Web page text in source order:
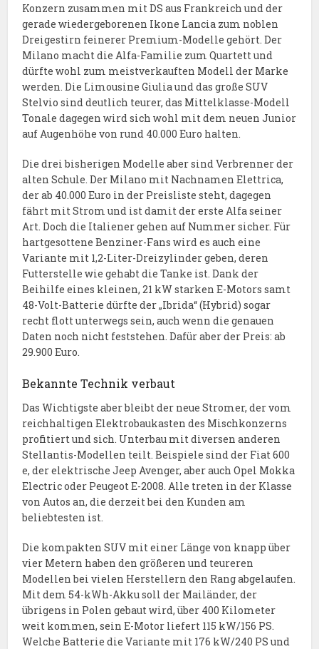
Konzern zusammen mit DS aus Frankreich und der
gerade wiedergeborenen Ikone Lancia zum noblen
Dreigestirn feinerer Premium-Modelle gehört. Der
Milano macht die Alfa-Familie zum Quartett und
dürfte wohl zum meistverkauften Modell der Marke
werden. Die Limousine Giulia und das große SUV
Stelvio sind deutlich teurer, das Mittelklasse-Modell
Tonale dagegen wird sich wohl mit dem neuen Junior
auf Augenhöhe von rund 40.000 Euro halten.
Die drei bisherigen Modelle aber sind Verbrenner der
alten Schule. Der Milano mit Nachnamen Elettrica,
der ab 40.000 Euro in der Preisliste steht, dagegen
fährt mit Strom und ist damit der erste Alfa seiner
Art. Doch die Italiener gehen auf Nummer sicher. Für
hartgesottene Benziner-Fans wird es auch eine
Variante mit 1,2-Liter-Dreizylinder geben, deren
Futterstelle wie gehabt die Tanke ist. Dank der
Beihilfe eines kleinen, 21 kW starken E-Motors samt
48-Volt-Batterie dürfte der „Ibrida“ (Hybrid) sogar
recht flott unterwegs sein, auch wenn die genauen
Daten noch nicht feststehen. Dafür aber der Preis: ab
29.900 Euro.
Bekannte Technik verbaut
Das Wichtigste aber bleibt der neue Stromer, der vom
reichhaltigen Elektrobaukasten des Mischkonzerns
profitiert und sich. Unterbau mit diversen anderen
Stellantis-Modellen teilt. Beispiele sind der Fiat 600
e, der elektrische Jeep Avenger, aber auch Opel Mokka
Electric oder Peugeot E-2008. Alle treten in der Klasse
von Autos an, die derzeit bei den Kunden am
beliebtesten ist.
Die kompakten SUV mit einer Länge von knapp über
vier Metern haben den größeren und teureren
Modellen bei vielen Herstellern den Rang abgelaufen.
Mit dem 54-kWh-Akku soll der Mailänder, der
übrigens in Polen gebaut wird, über 400 Kilometer
weit kommen, sein E-Motor liefert 115 kW/156 PS.
Welche Batterie die Variante mit 176 kW/240 PS und